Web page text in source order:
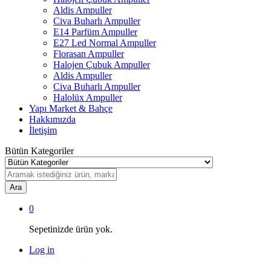
Aldis Ampuller
Civa Buharlı Ampuller
E14 Parfüm Ampuller
E27 Led Normal Ampuller
Florasan Ampuller
Halojen Çubuk Ampuller
Aldis Ampuller
Civa Buharlı Ampuller
Halolüx Ampuller
Yapı Market & Bahçe
Hakkımızda
İletişim
Bütün Kategoriler
Ara
0
Sepetinizde ürün yok.
Log in